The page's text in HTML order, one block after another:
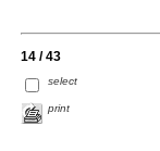
14 / 43
select
print